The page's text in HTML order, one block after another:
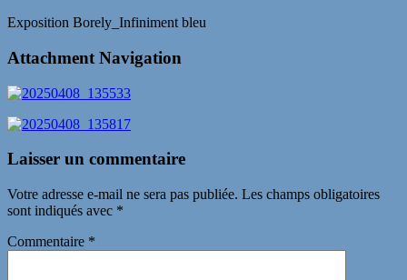
Exposition Borely_Infiniment bleu
Attachment Navigation
Laisser un commentaire
Votre adresse e-mail ne sera pas publiée. Les champs obligatoires
sont indiqués avec *
Commentaire *